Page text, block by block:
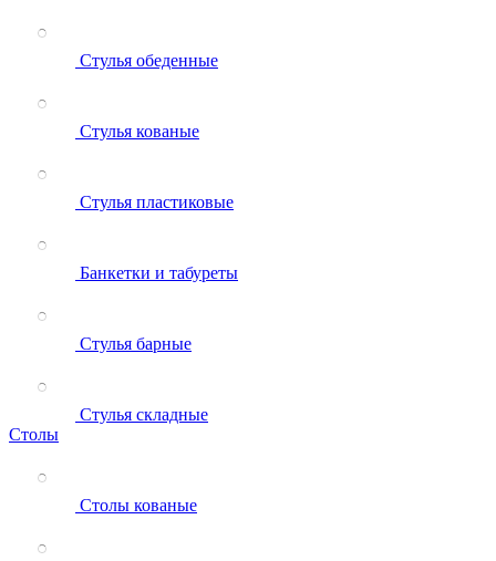
Стулья обеденные
Стулья кованые
Стулья пластиковые
Банкетки и табуреты
Стулья барные
Стулья складные
Столы
Столы кованые